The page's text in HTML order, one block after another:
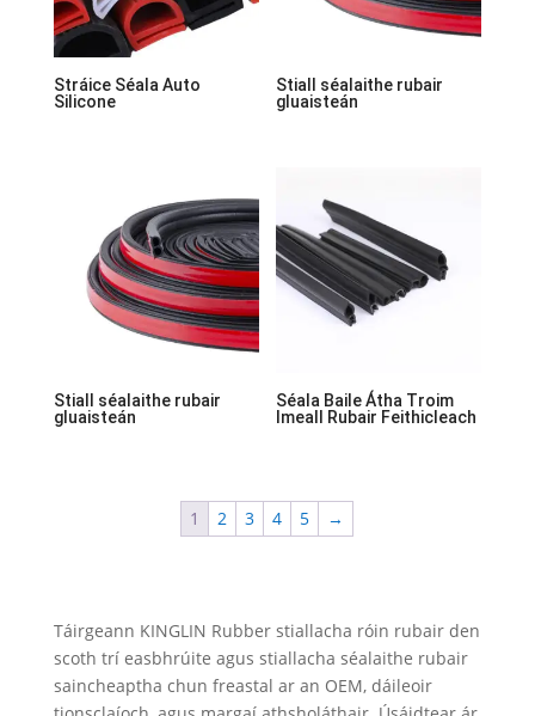
Stráice Séala Auto
Silicone
Stiall séalaithe rubair
gluaisteán
Stiall séalaithe rubair
gluaisteán
Séala Baile Átha Troim
Imeall Rubair Feithicleach
1 2 3 4 5 →
Táirgeann KINGLIN Rubber stiallacha róin rubair den
scoth trí easbhrúite agus stiallacha séalaithe rubair
saincheaptha chun freastal ar an OEM, dáileoir